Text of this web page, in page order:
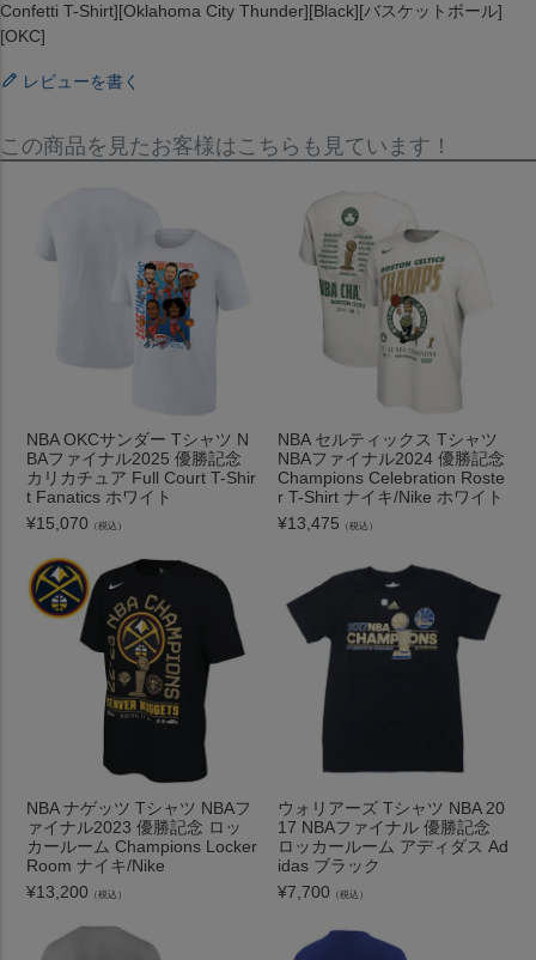
Confetti T-Shirt][Oklahoma City Thunder][Black][バスケットボール]
[OKC]
レビューを書く
この商品を見たお客様はこちらも見ています！
NBA OKCサンダー Tシャツ N
BAファイナル2025 優勝記念
カリカチュア Full Court T-Shir
t Fanatics ホワイト
¥15,070 （税込）
NBA セルティックス Tシャツ
NBAファイナル2024 優勝記念
Champions Celebration Roste
r T-Shirt ナイキ/Nike ホワイト
¥13,475 （税込）
NBA ナゲッツ Tシャツ NBAフ
ァイナル2023 優勝記念 ロッ
カールーム Champions Locker
Room ナイキ/Nike
¥13,200 （税込）
ウォリアーズ Tシャツ NBA 20
17 NBAファイナル 優勝記念
ロッカールーム アディダス Ad
idas ブラック
¥7,700 （税込）